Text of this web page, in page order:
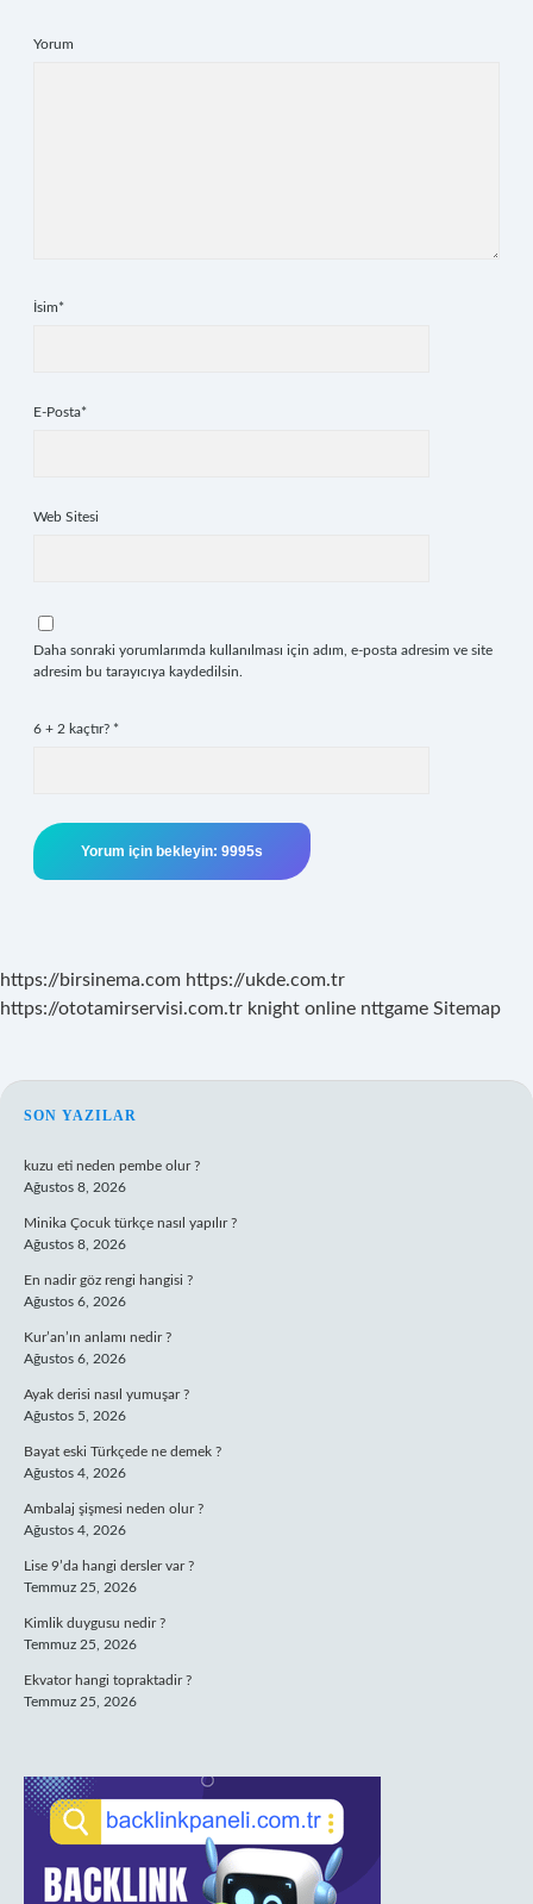
Yorum
İsim*
E-Posta*
Web Sitesi
Daha sonraki yorumlarımda kullanılması için adım, e-posta adresim ve site
adresim bu tarayıcıya kaydedilsin.
6 + 2 kaçtır? *
https://birsinema.com https://ukde.com.tr
https://ototamirservisi.com.tr knight online nttgame Sitemap
SIDEBAR
SON YAZILAR
kuzu eti neden pembe olur ?
Ağustos 8, 2026
Minika Çocuk türkçe nasıl yapılır ?
Ağustos 8, 2026
En nadir göz rengi hangisi ?
Ağustos 6, 2026
Kur’an’ın anlamı nedir ?
Ağustos 6, 2026
Ayak derisi nasıl yumuşar ?
Ağustos 5, 2026
Bayat eski Türkçede ne demek ?
Ağustos 4, 2026
Ambalaj şişmesi neden olur ?
Ağustos 4, 2026
Lise 9’da hangi dersler var ?
Temmuz 25, 2026
Kimlik duygusu nedir ?
Temmuz 25, 2026
Ekvator hangi topraktadir ?
Temmuz 25, 2026